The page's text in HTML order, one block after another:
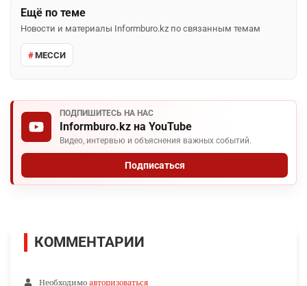
Ещё по теме
Новости и материалы Informburo.kz по связанным темам
МЕССИ
ПОДПИШИТЕСЬ НА НАС
Informburo.kz на YouTube
Видео, интервью и объяснения важных событий.
Подписаться
КОММЕНТАРИИ
Необходимо авторизоваться